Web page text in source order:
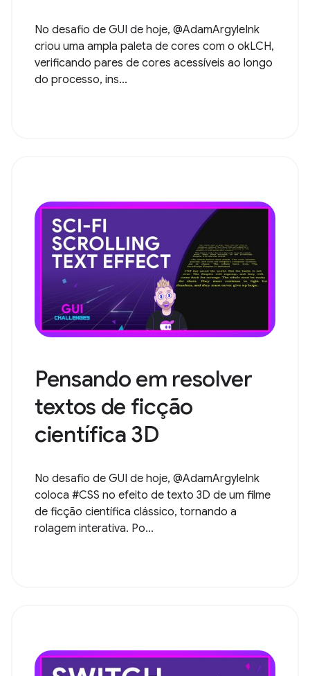
No desafio de GUI de hoje, @AdamArgyleInk
criou uma ampla paleta de cores com o okLCH,
verificando pares de cores acessíveis ao longo
do processo, ins...
Pensando em resolver
textos de ficção
científica 3D
No desafio de GUI de hoje, @AdamArgyleInk
coloca #CSS no efeito de texto 3D de um filme
de ficção científica clássico, tornando a
rolagem interativa. Po...